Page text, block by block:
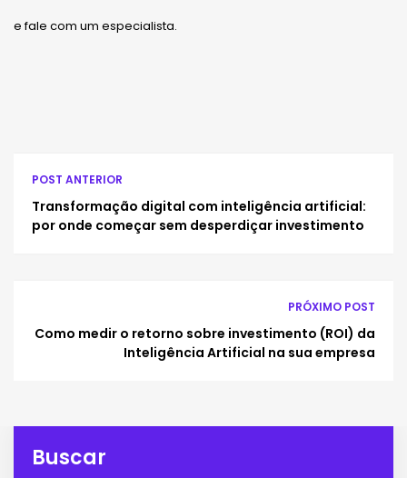
e fale com um especialista.
POST ANTERIOR
Transformação digital com inteligência artificial:
por onde começar sem desperdiçar investimento
PRÓXIMO POST
Como medir o retorno sobre investimento (ROI) da
Inteligência Artificial na sua empresa
Buscar